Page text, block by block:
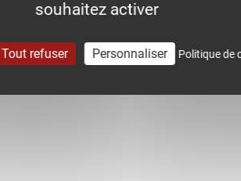
souhaitez activer
Tout refuser Personnaliser Politique de